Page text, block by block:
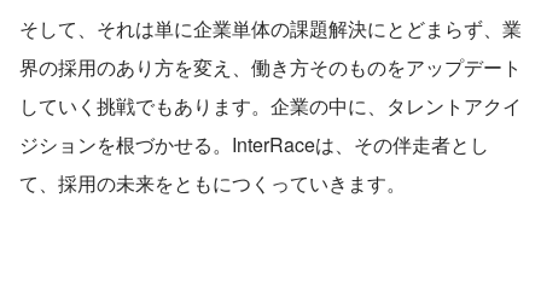
そして、それは単に企業単体の課題解決にとどまらず、業
界の採用のあり方を変え、働き方そのものをアップデート
していく挑戦でもあります。企業の中に、タレントアクイ
ジションを根づかせる。InterRaceは、その伴走者とし
て、採用の未来をともにつくっていきます。